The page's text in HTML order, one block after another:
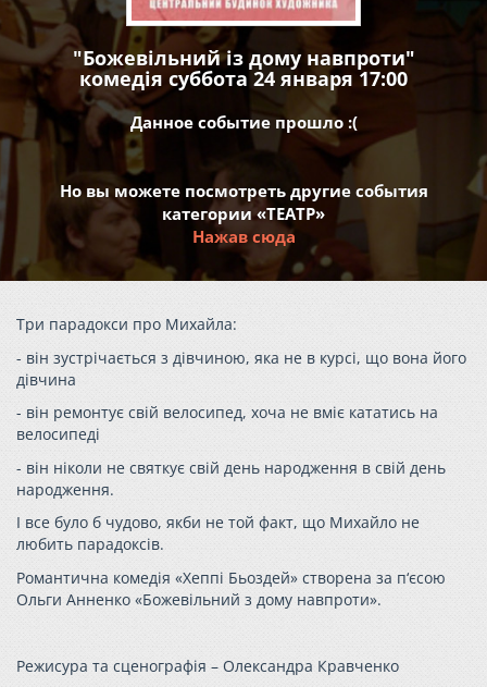
"Божевільний із дому навпроти"
комедія суббота 24 января 17:00
Данное событие прошло :(
Но вы можете посмотреть другие события
категории «ТЕАТР»
Нажав сюда
Три парадокси про Михайла:
- він зустрічається з дівчиною, яка не в курсі, що вона його
дівчина
- він ремонтує свій велосипед, хоча не вміє кататись на
велосипеді
- він ніколи не святкує свій день народження в свій день
народження.
І все було б чудово, якби не той факт, що Михайло не
любить парадоксів.
Романтична комедія «Хеппі Бьоздей» створена за п‘єсою
Ольги Анненко «Божевільний з дому навпроти».
Режисура та сценографія – Олександра Кравченко